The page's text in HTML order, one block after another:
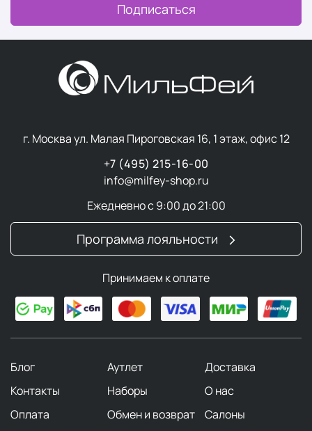
Подписаться
г. Москва ул. Малая Пироговская 16, 1 этаж, офис 12
+7 (495) 215-16-00
info@milfey-shop.ru
Ежедневно с 9:00 до 21:00
Программа лояльности
Принимаем к оплате
Блог Аутлет
Доставка
Контакты
Наборы
О нас
Оплата
Обмен и возврат
Салоны